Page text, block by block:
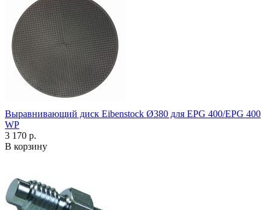
Выравнивающий диск Eibenstock Ø380 для EPG 400/EPG 400
WP
3 170 р.
В корзину